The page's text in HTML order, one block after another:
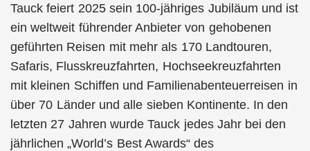
Tauck feiert 2025 sein 100-jähriges Jubiläum und ist
ein weltweit führender Anbieter von gehobenen
geführten Reisen mit mehr als 170 Landtouren,
Safaris, Flusskreuzfahrten, Hochseekreuzfahrten
mit kleinen Schiffen und Familienabenteuerreisen in
über 70 Länder und alle sieben Kontinente. In den
letzten 27 Jahren wurde Tauck jedes Jahr bei den
jährlichen „World’s Best Awards“ des